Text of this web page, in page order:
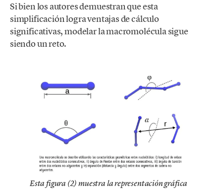
Si bien los autores demuestran que esta
simplificación logra ventajas de cálculo
significativas, modelar la macromolécula sigue
siendo un reto.
Esta figura (2) muestra la representación gráfica